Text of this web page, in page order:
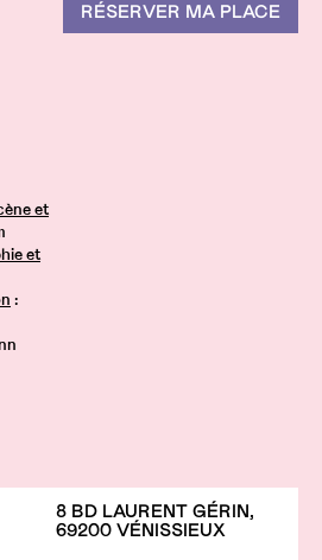
RÉSERVER MA PLACE
et
et
:
8 BD LAURENT GÉRIN,
69200 VÉNISSIEUX